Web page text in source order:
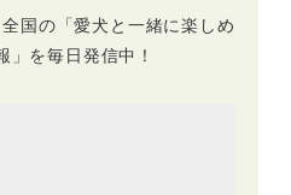
国の「愛犬と一緒に楽しめ
」を毎日発信中！